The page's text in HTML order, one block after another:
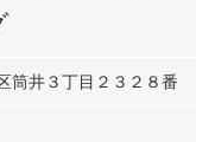
筒井３丁目２３２８番